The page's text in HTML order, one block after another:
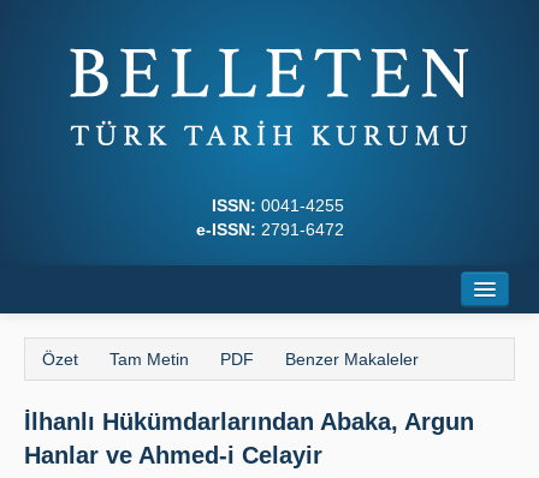
ISSN: 0041-4255
e-ISSN: 2791-6472
Hakkında
Dergi Kurulları
Özet Tam Metin PDF Benzer Makaleler
İlhanlı Hükümdarlarından Abaka, Argun
Hanlar ve Ahmed-i Celayir